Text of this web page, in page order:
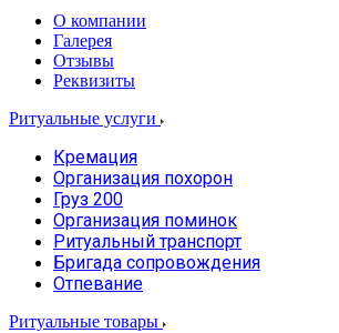
О компании
Галерея
Отзывы
Реквизиты
Ритуальные услуги
Кремация
Организация похорон
Груз 200
Организация поминок
Ритуальный транспорт
Бригада сопровождения
Отпевание
Ритуальные товары